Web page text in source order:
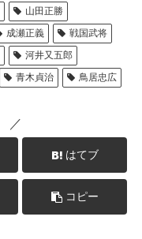
山田正勝
成瀬正義
戦国武将
河井又五郎
青木貞治 鳥居忠広
／
はてブ
コピー